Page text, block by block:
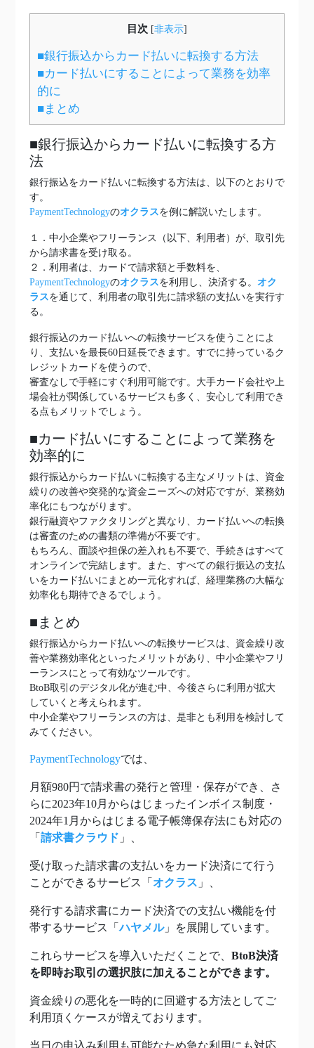
目次 [非表示]
■銀行振込からカード払いに転換する方法
■カード払いにすることによって業務を効率
的に
■まとめ
■銀行振込からカード払いに転換する方
法
銀行振込をカード払いに転換する方法は、以下のとおりで
す。
PaymentTechnologyのオクラスを例に解説いたします。
１．中小企業やフリーランス（以下、利用者）が、取引先
から請求書を受け取る。
２．利用者は、カードで請求額と手数料を、
PaymentTechnologyのオクラスを利用し、決済する。 オク
ラスを通じて、利用者の取引先に請求額の支払いを実行す
る。
銀行振込のカード払いへの転換サービスを使うことによ
り、支払いを最長60日延長できます。すでに持っているク
レジットカードを使うので、
審査なしで手軽にすぐ利用可能です。大手カード会社や上
場会社が関係しているサービスも多く、安心して利用でき
る点もメリットでしょう。
■カード払いにすることによって業務を
効率的に
銀行振込からカード払いに転換する主なメリットは、資金
繰りの改善や突発的な資金ニーズへの対応ですが、業務効
率化にもつながります。
銀行融資やファクタリングと異なり、カード払いへの転換
は審査のための書類の準備が不要です。
もちろん、面談や担保の差入れも不要で、手続きはすべて
オンラインで完結します。また、すべての銀行振込の支払
いをカード払いにまとめ一元化すれば、経理業務の大幅な
効率化も期待できるでしょう。
■まとめ
銀行振込からカード払いへの転換サービスは、資金繰り改
善や業務効率化といったメリットがあり、中小企業やフリ
ーランスにとって有効なツールです。
BtoB取引のデジタル化が進む中、今後さらに利用が拡大
していくと考えられます。
中小企業やフリーランスの方は、是非とも利用を検討して
みてください。
PaymentTechnologyでは、
月額980円で請求書の発行と管理・保存ができ、さ
らに2023年10月からはじまったインボイス制度・
2024年1月からはじまる電子帳簿保存法にも対応の
「 請求書クラウド 」、
受け取った請求書の支払いをカード決済にて行う
ことができるサービス「 オクラス 」、
発行する請求書にカード決済での支払い機能を付
帯するサービス「ハヤメル」を展開しています。
これらサービスを導入いただくことで、 BtoB決済
を即時お取引の選択肢に加えることができます。
資金繰りの悪化を一時的に回避する方法としてご
利用頂くケースが増えております。